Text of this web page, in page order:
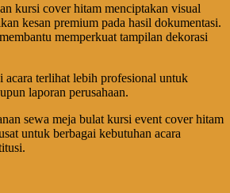
kursi cover hitam menciptakan visual
kesan premium pada hasil dokumentasi.
memperkuat tampilan dekorasi
acara terlihat lebih profesional untuk
laporan perusahaan.
sewa meja bulat kursi event cover hitam
untuk berbagai kebutuhan acara